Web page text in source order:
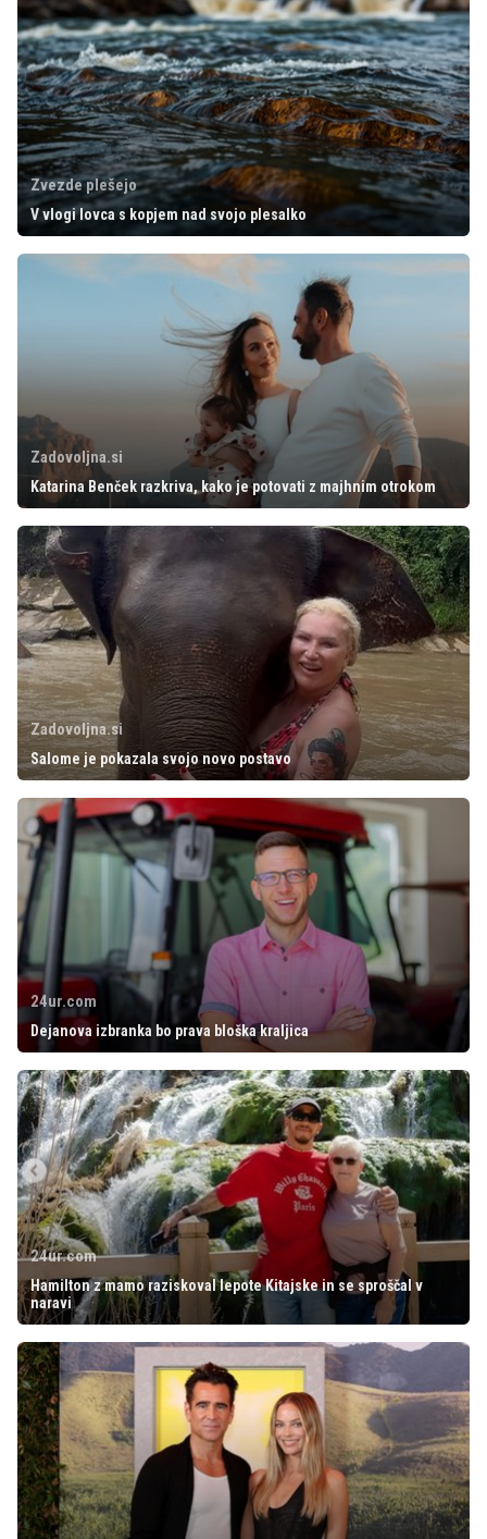
Zvezde plešejo
V vlogi lovca s kopjem nad svojo plesalko
Zadovoljna.si
Katarina Benček razkriva, kako je potovati z majhnim otrokom
Zadovoljna.si
Salome je pokazala svojo novo postavo
24ur.com
Dejanova izbranka bo prava bloška kraljica
24ur.com
Hamilton z mamo raziskoval lepote Kitajske in se sproščal v
naravi